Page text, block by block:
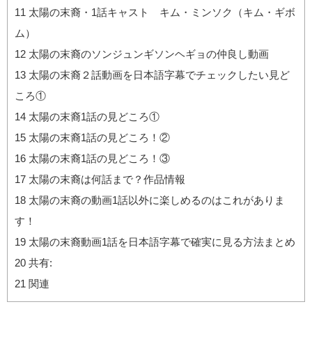
11 太陽の末裔・1話キャスト キム・ミンソク（キム・ギボ
ム）
12 太陽の末裔のソンジュンギソンヘギョの仲良し動画
13 太陽の末裔２話動画を日本語字幕でチェックしたい見ど
ころ①
14 太陽の末裔1話の見どころ①
15 太陽の末裔1話の見どころ！②
16 太陽の末裔1話の見どころ！③
17 太陽の末裔は何話まで？作品情報
18 太陽の末裔の動画1話以外に楽しめるのはこれがありま
す！
19 太陽の末裔動画1話を日本語字幕で確実に見る方法まとめ
20 共有:
21 関連